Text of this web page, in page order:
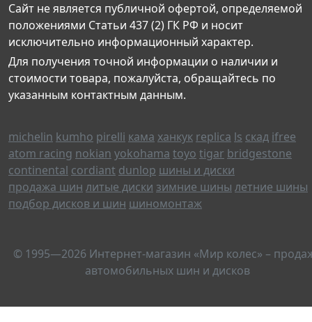
Сайт не является публичной офертой, определяемой
положениями Статьи 437 (2) ГК РФ и носит
исключительно информационный характер.
Для получения точной информации о наличии и
стоимости товара, пожалуйста, обращайтесь по
указанным контактным данным.
michelin kumho pirelli кама ханкук replica ls скад ifree
atom racing nokian yokohama toyo tigar bridgestone
continental cordiant dunlop шины и диски
продажа шин литые диски зимние шины летние шины
подбор дисков и шин шиномонтаж
© 1995—2026 Интернет-магазин «Мир колес» –
автомобильных шин и дисков